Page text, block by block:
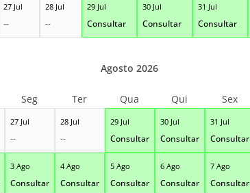
27 Jul
--
28 Jul
--
29 Jul
Consultar
30 Jul
Consultar
31 Jul
Consultar
27 Jul
--
28 Jul
--
29 Jul
Consultar
30 Jul
Consultar
31 Jul
Consultar
3 Ago
Consultar
4 Ago
Consultar
5 Ago
Consultar
6 Ago
Consultar
7 Ago
Consultar
Agosto 2026
Seg Ter Qua Qui Sex